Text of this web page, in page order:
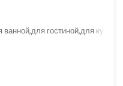
гостиной,для кухни